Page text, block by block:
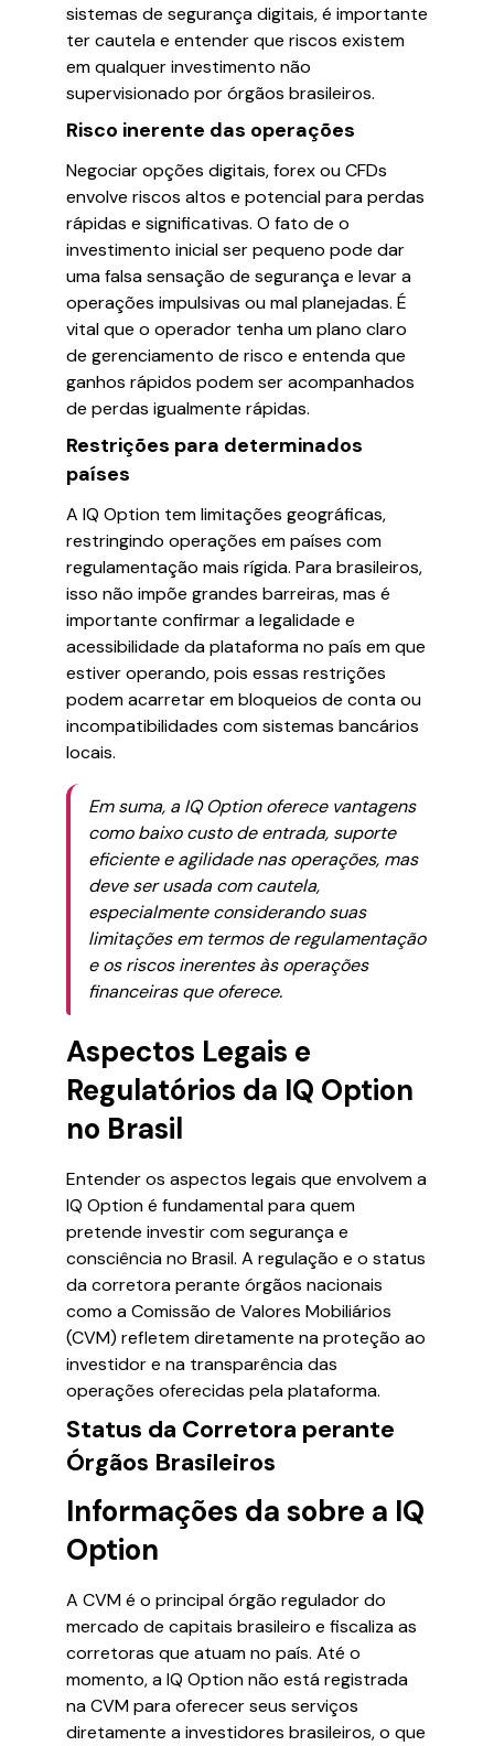
sistemas de segurança digitais, é importante
ter cautela e entender que riscos existem
em qualquer investimento não
supervisionado por órgãos brasileiros.
Risco inerente das operações
Negociar opções digitais, forex ou CFDs
envolve riscos altos e potencial para perdas
rápidas e significativas. O fato de o
investimento inicial ser pequeno pode dar
uma falsa sensação de segurança e levar a
operações impulsivas ou mal planejadas. É
vital que o operador tenha um plano claro
de gerenciamento de risco e entenda que
ganhos rápidos podem ser acompanhados
de perdas igualmente rápidas.
Restrições para determinados
países
A IQ Option tem limitações geográficas,
restringindo operações em países com
regulamentação mais rígida. Para brasileiros,
isso não impõe grandes barreiras, mas é
importante confirmar a legalidade e
acessibilidade da plataforma no país em que
estiver operando, pois essas restrições
podem acarretar em bloqueios de conta ou
incompatibilidades com sistemas bancários
locais.
Em suma, a IQ Option oferece vantagens
como baixo custo de entrada, suporte
eficiente e agilidade nas operações, mas
deve ser usada com cautela,
especialmente considerando suas
limitações em termos de regulamentação
e os riscos inerentes às operações
financeiras que oferece.
Aspectos Legais e
Regulatórios da IQ Option
no Brasil
Entender os aspectos legais que envolvem a
IQ Option é fundamental para quem
pretende investir com segurança e
consciência no Brasil. A regulação e o status
da corretora perante órgãos nacionais
como a Comissão de Valores Mobiliários
(CVM) refletem diretamente na proteção ao
investidor e na transparência das
operações oferecidas pela plataforma.
Status da Corretora perante
Órgãos Brasileiros
Informações da sobre a IQ
Option
A CVM é o principal órgão regulador do
mercado de capitais brasileiro e fiscaliza as
corretoras que atuam no país. Até o
momento, a IQ Option não está registrada
na CVM para oferecer seus serviços
diretamente a investidores brasileiros, o que